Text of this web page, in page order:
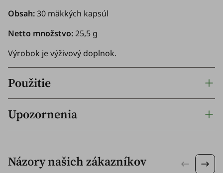
Obsah:30 mäkkých kapsúl
Netto množstvo:25,5 g
Výrobok je výživový doplnok.
Použitie
Upozornenia
Názory našich zákazníkov